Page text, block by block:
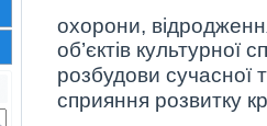
охорони,
об’єктів культурної
розбудови сучасної
сприяння розвитку